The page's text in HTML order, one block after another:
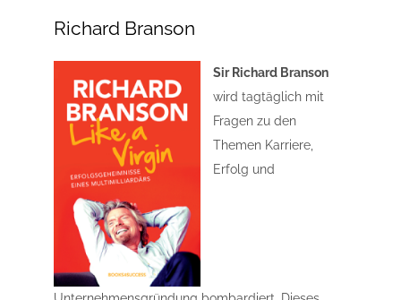
Richard Branson
Sir Richard Branson
wird tagtäglich mit
Fragen zu den
Themen Karriere,
Erfolg und